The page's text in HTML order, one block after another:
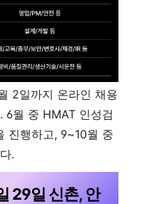
2일까지 온라인 채용
6월 중 HMAT 인성검
진행하고, 9~10월 중
.
29일 신촌, 안